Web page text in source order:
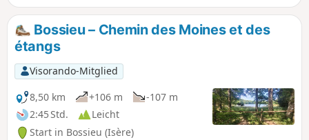
Bossieu – Chemin des Moines et des
étangs
Visorando-Mitglied
8,50 km
+106 m
-107 m
2:45 Std.
Leicht
Start in Bossieu (Isère)